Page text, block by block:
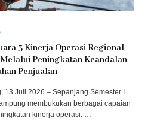
3 Kinerja Operasi Regional
Peningkatan Keandalan
Penjualan
13 Juli 2026 – Sepanjang Semester I
membukukan berbagai capaian
kinerja operasi. …